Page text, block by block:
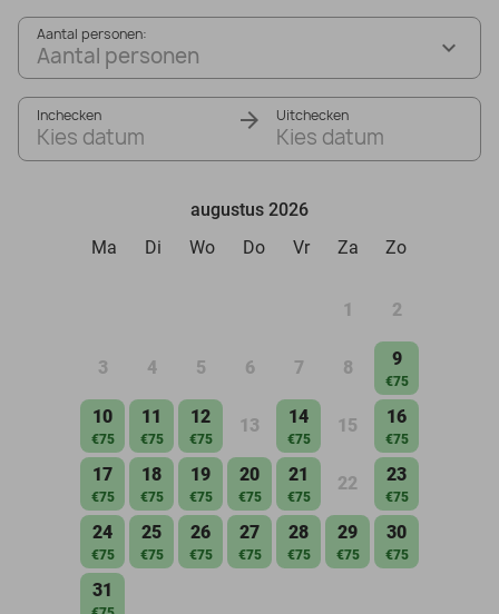
Aantal personen:
Aantal personen
Inchecken
Kies datum
Uitchecken
Kies datum
augustus 2026
Ma
Di Wo Do Vr Za Zo
1 2
3 4 5 6 7 8 9
€75
10
€75
11
€75
12
€75
13 14
€75
15 16
€75
17
€75
18
€75
19
€75
20
€75
21
€75
22 23
€75
24
€75
25
€75
26
€75
27
€75
28
€75
29
€75
30
€75
31